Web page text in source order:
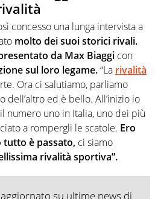
concesso una lunga intervista a
molto dei suoi storici rivali.
da Max Biaggi con
sul loro legame.“La rivalità
Ora ci salutiamo, parliamo
dell’altro ed è bello. All’inizio io
numero uno in Italia, uno dei più
a rompergli le scatole. Ero
tutto è passato, ci siamo
rivalità sportiva”.
su ultime news di